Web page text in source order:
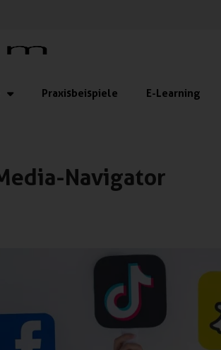
Praxisbeispiele E-Learning
Navigator